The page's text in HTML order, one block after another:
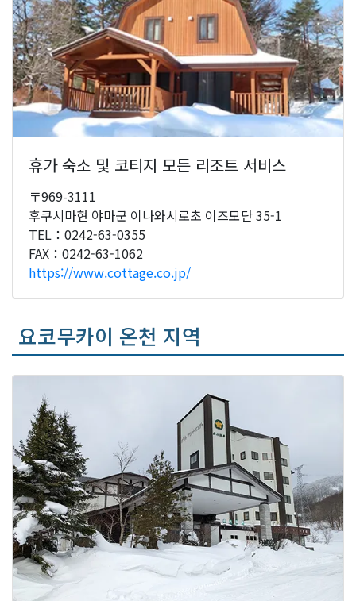
휴가 숙소 및 코티지 모든 리조트 서비스
〒969-3111
후쿠시마현 야마군 이나와시로초 이즈모단 35-1
TEL：0242-63-0355
FAX：0242-63-1062
https://www.cottage.co.jp/
요코무카이 온천 지역